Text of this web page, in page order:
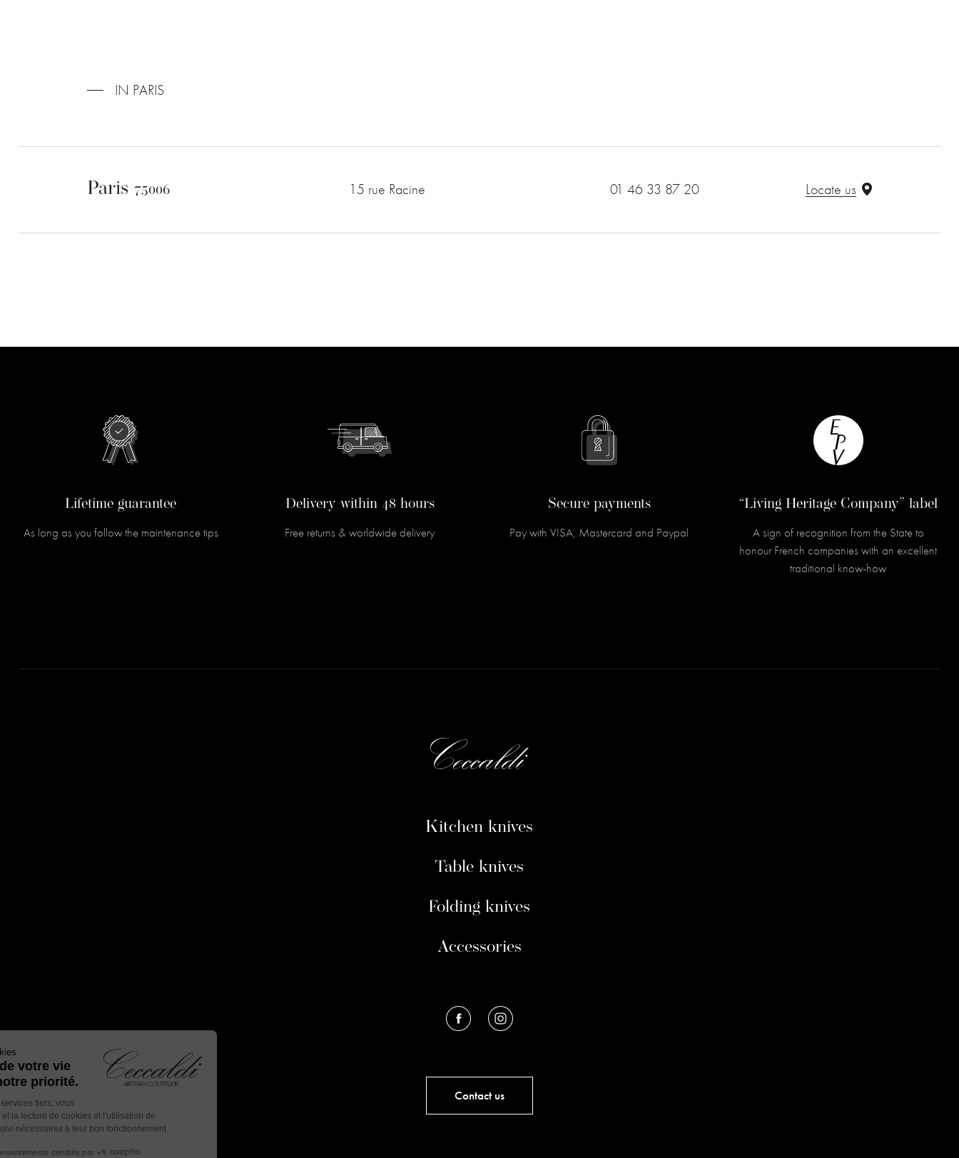
IN PARIS
Paris 75006 15 rue Racine 01 46 33 87 20 Locate us
Lifetime guarantee
As long as you follow the maintenance tips
Delivery within 48 hours
Free returns & worldwide delivery
Secure payments
Pay with VISA, Mastercard and Paypal
“Living Heritage Company” label
A sign of recognition from the State to
honour French companies with an excellent
traditional know-how
Kitchen knives
Table knives
Folding knives
Accessories
Contact us
Gestion des cookies
Le respect de votre vie
privée est notre priorité.
En autorisant ces services tiers, vous
acceptez le dépôt et la lecture de cookies et l'utilisation de
technologies de suivi nécessaires à leur bon fonctionnement.
Consentements certifiés par